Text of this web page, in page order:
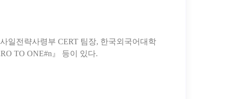
일전략사령부 CERT 팀장, 한국외국어대학